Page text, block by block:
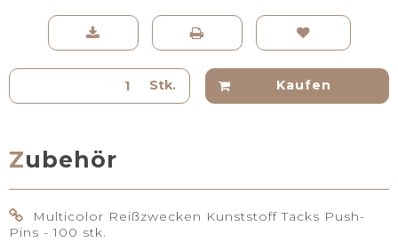
Stk. Kaufen
Zubehör
Multicolor Reißzwecken Kunststoff Tacks Push-
Pins - 100 stk.